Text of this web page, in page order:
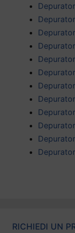
RICHIEDI UN